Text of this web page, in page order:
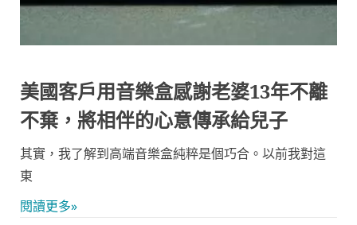
美國客戶用音樂盒感謝老婆13年不離
不棄，將相伴的心意傳承給兒子
其實，我了解到高端音樂盒純粹是個巧合。以前我對這
東
閱讀更多»